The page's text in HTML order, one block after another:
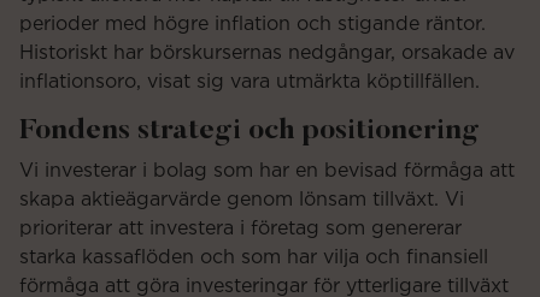
perioder med högre inflation och stigande räntor.
Historiskt har börskursernas nedgångar, orsakade av
inflationsoro, visat sig vara utmärkta köptillfällen.
Fondens strategi och positionering
Vi investerar i bolag som har en bevisad förmåga att
skapa aktieägarvärde genom lönsam tillväxt. Vi
prioriterar att investera i företag som genererar
starka kassaflöden och som har vilja och finansiell
förmåga att göra investeringar för ytterligare tillväxt